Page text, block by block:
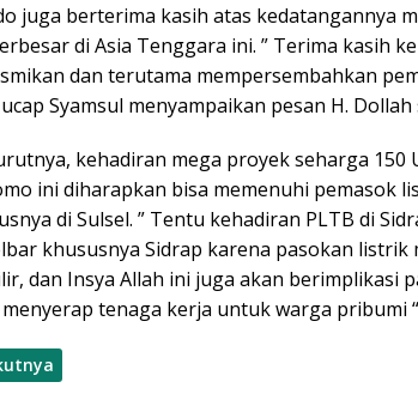
juga berterima kasih atas kedatangannya
di Asia Tenggara ini. ” Terima kasih
dan terutama mempersembahkan
Syamsul menyampaikan pesan H. Dollah
kehadiran mega proyek seharga 150
ini diharapkan bisa memenuhi pemasok
di Sulsel. ” Tentu kehadiran PLTB di
khususnya Sidrap karena pasokan
dan Insya Allah ini juga akan berimplikasi
tenaga kerja untuk warga pribumi